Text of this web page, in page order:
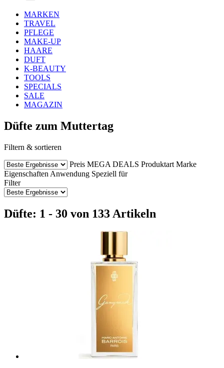
MARKEN
TRAVEL
PFLEGE
MAKE-UP
HAARE
DUFT
K-BEAUTY
TOOLS
SPECIALS
SALE
MAGAZIN
Düfte zum Muttertag
Filtern & sortieren
Preis MEGA DEALS Produktart Marke
Eigenschaften Anwendung Speziell für
Filter
Düfte: 1 - 30 von 133 Artikeln